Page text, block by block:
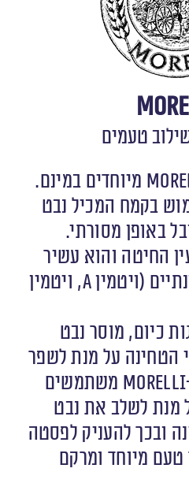
טעמים
מוצרי הפסטה של Morelli מיוחדים במינם.
בקמח המכיל נבט
באופן מסורתי.
החיטה והוא עשיר
בטעמים ובערכים תזונתיים (ויטמין A, ויטמין
כיום, מוסר נבט
הטחינה על מנת לשפר
את עמידות הקמח. ב-Morelli משתמשים
מנת לשלב את נבט
ובכך להעניק לפסטה
טעם מיוחד ומרקם